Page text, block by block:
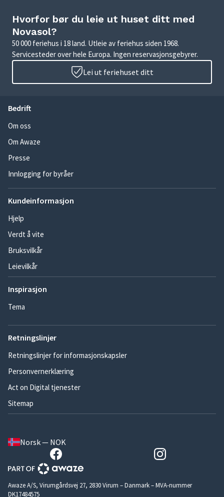
Hvorfor bør du leie ut huset ditt med
Novasol?
50 000 feriehus i 18 land. Utleie av feriehus siden 1968.
Servicesteder over hele Europa. Ingen reservasjonsgebyrer.
Lei ut feriehuset ditt
Bedrift
Om oss
Om Awaze
Presse
Innlogging for byråer
Kundeinformasjon
Hjelp
Verdt å vite
Bruksvilkår
Leievilkår
Inspirasjon
Tema
Retningslinjer
Retningslinjer for informasjonskapsler
Personvernerklæring
Act on Digital tjenester
Sitemap
Norsk — NOK
Awaze A/S, Virumgårdsvej 27, 2830 Virum – Danmark – MVA-nummer
DK17484575